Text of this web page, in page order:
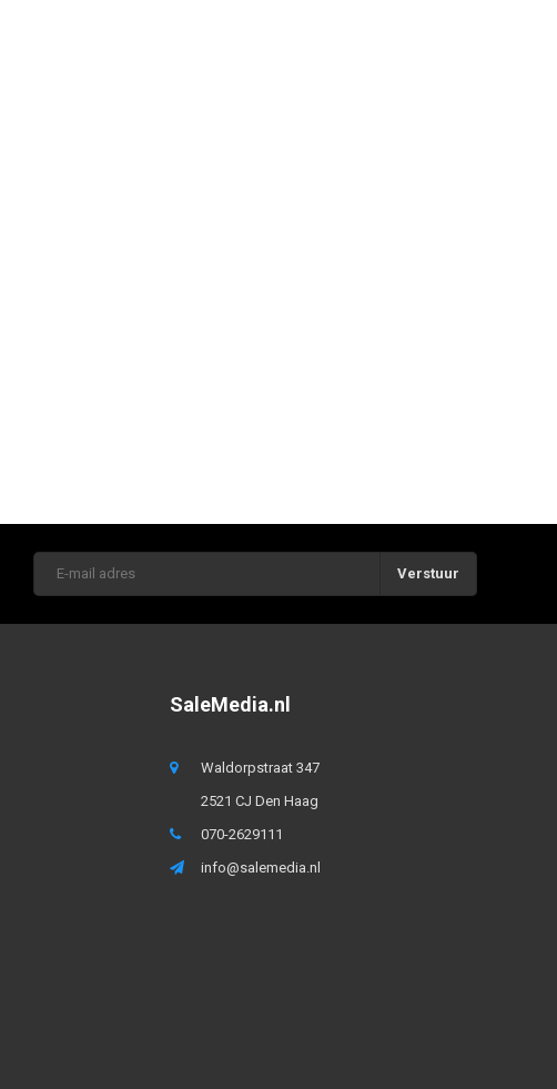
Verstuur
SaleMedia.nl
Waldorpstraat 347
2521 CJ Den Haag
070-2629111
info@salemedia.nl